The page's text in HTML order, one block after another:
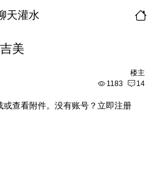
天灌水
美
楼主
1183 14
或查看附件。没有账号？ 立即注册